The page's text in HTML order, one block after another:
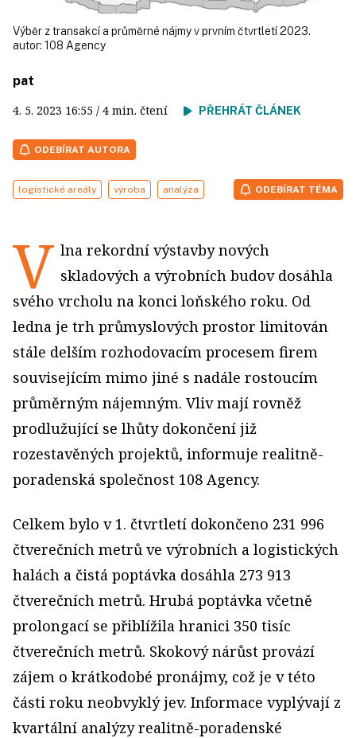
Výběr z transakcí a průměrné nájmy v prvním čtvrtletí 2023.
autor: 108 Agency
pat
4. 5. 2023 16:55 / 4 min. čtení PŘEHRÁT ČLÁNEK
ODEBÍRAT AUTORA
logistické areály výroba analýza ODEBÍRAT TÉMA
V lna rekordní výstavby nových
skladových a výrobních budov dosáhla
svého vrcholu na konci loňského roku. Od
ledna je trh průmyslových prostor limitován
stále delším rozhodovacím procesem firem
souvisejícím mimo jiné s nadále rostoucím
průměrným nájemným. Vliv mají rovněž
prodlužující se lhůty dokončení již
rozestavěných projektů, informuje realitně-
poradenská společnost 108 Agency.
Celkem bylo v 1. čtvrtletí dokončeno 231 996
čtverečních metrů ve výrobních a logistických
halách a čistá poptávka dosáhla 273 913
čtverečních metrů. Hrubá poptávka včetně
prolongací se přiblížila hranici 350 tisíc
čtverečních metrů. Skokový nárůst provází
zájem o krátkodobé pronájmy, což je v této
části roku neobvyklý jev. Informace vyplývají z
kvartální analýzy realitně-poradenské